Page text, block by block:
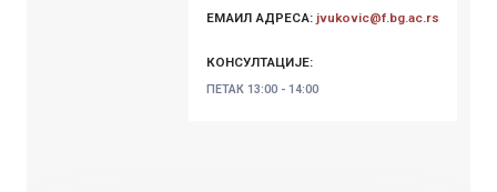
ЕМАИЛ АДРЕСА: jvukovic@f.bg.ac.rs
КОНСУЛТАЦИЈЕ:
ПЕТАК 13:00 - 14:00